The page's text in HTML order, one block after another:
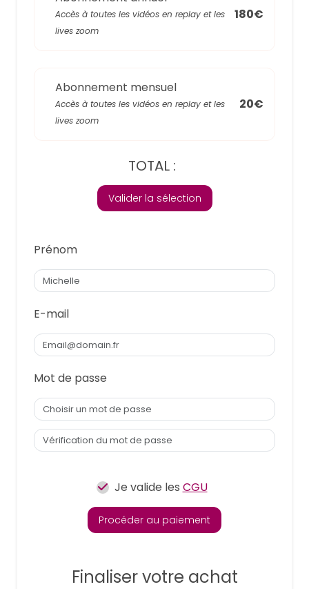
Accès à toutes les vidéos en replay et les
lives zoom
180€
Abonnement mensuel
Accès à toutes les vidéos en replay et les
lives zoom
20€
TOTAL :
Valider la sélection
Prénom
E-mail
Mot de passe
Je valide les CGU
Procéder au paiement
Finaliser votre achat